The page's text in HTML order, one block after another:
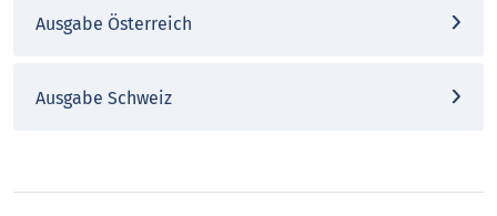
Ausgabe Österreich
Ausgabe Schweiz